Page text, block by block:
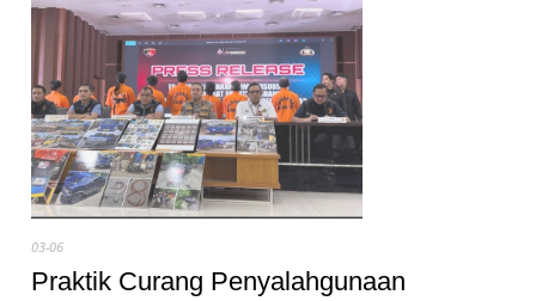
03-06
Praktik Curang Penyalahgunaan